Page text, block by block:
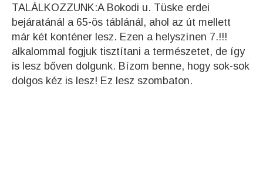
TALÁLKOZZUNK:A Bokodi u. Tüske erdei
bejáratánál a 65-ös táblánál, ahol az út mellett
már két konténer lesz. Ezen a helyszínen 7.!!!
alkalommal fogjuk tisztítani a természetet, de így
is lesz bőven dolgunk. Bízom benne, hogy sok-sok
dolgos kéz is lesz! Ez lesz szombaton.